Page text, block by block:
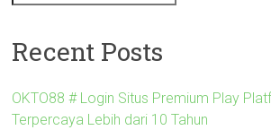
Recent Posts
OKTO88 # Login Situs Premium Play
Terpercaya Lebih dari 10 Tahun